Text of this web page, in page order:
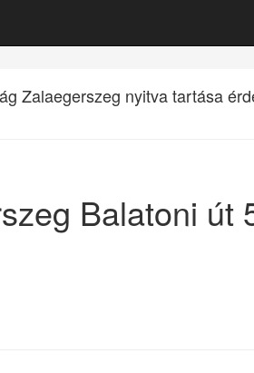
Zalaegerszeg nyitva tartása
Balatoni út